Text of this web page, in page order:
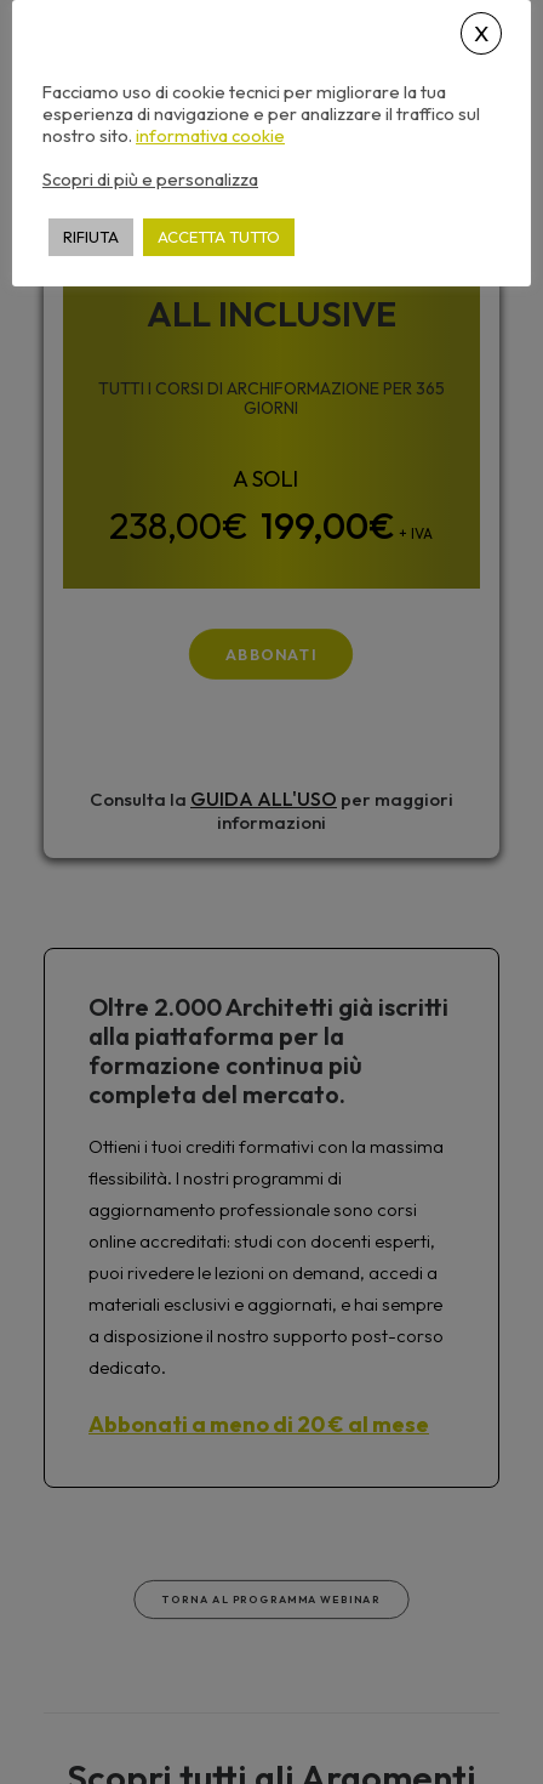
Desideri accedere a tutti i corsi di
Archiformazione senza limiti ?
ALL INCLUSIVE
TUTTI I CORSI DI ARCHIFORMAZIONE PER 365
GIORNI
199,00€ + IVA
ABBONATI
Consulta la GUIDA ALL'USO per maggiori
informazioni
Oltre 2.000 Architetti già iscritti
alla piattaforma per la
formazione continua più
completa del mercato.
Ottieni i tuoi crediti formativi con la massima
flessibilità. I nostri programmi di
aggiornamento professionale sono corsi
online accreditati: studi con docenti esperti,
puoi rivedere le lezioni on demand, accedi a
materiali esclusivi e aggiornati, e hai sempre
a disposizione il nostro supporto post-corso
dedicato.
Abbonati a meno di 20 € al mese
TORNA AL PROGRAMMA WEBINAR
Facciamo uso di cookie tecnici per migliorare la tua
esperienza di navigazione e per analizzare il traffico sul
nostro sito. informativa cookie
Scopri di più e personalizza
RIFIUTA ACCETTA TUTTO